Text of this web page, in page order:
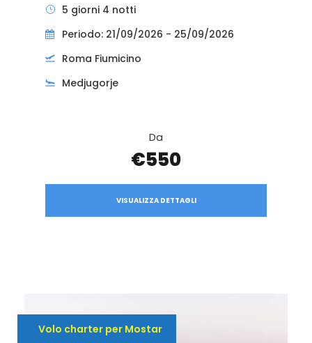
5 giorni 4 notti
Periodo: 21/09/2026 - 25/09/2026
Roma Fiumicino
Medjugorje
Da
€550
VISUALIZZA DETTAGLI
Volo charter per Mostar